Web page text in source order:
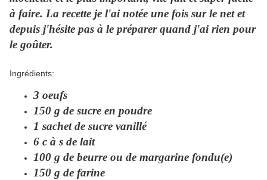
à faire. La recette je l'ai notée une fois sur le net et
depuis j'hésite pas à le préparer quand j'ai rien pour
le goûter.
Ingrédients:
3 oeufs
150 g de sucre en poudre
1 sachet de sucre vanillé
6 c à s de lait
100 g de beurre ou de margarine fondu(e)
150 g de farine